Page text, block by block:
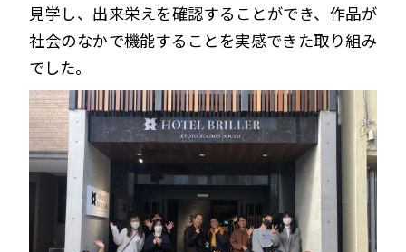
見学し、出来栄えを確認することができ、作品が
社会のなかで機能することを実感できた取り組み
でした。